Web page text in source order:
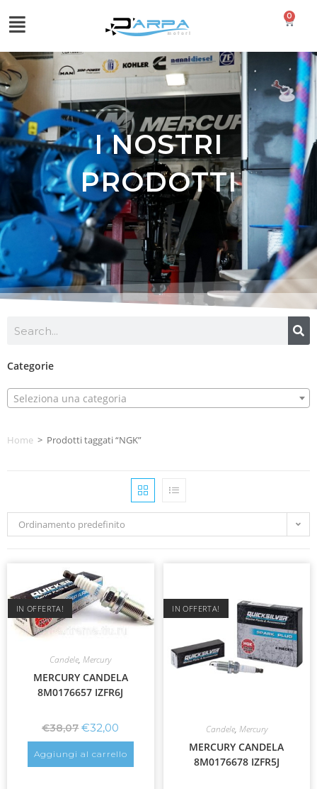
0
I NOSTRI
PRODOTTI
Categorie
Seleziona una categoria
Home > Prodotti taggati “NGK”
Ordinamento predefinito
IN OFFERTA!
Candele,Mercury
MERCURY CANDELA
8M0176657 IZFR6J
€38,07 €32,00
Aggiungi al carrello
IN OFFERTA!
Candele, Mercury
MERCURY CANDELA
8M0176678 IZFR5J